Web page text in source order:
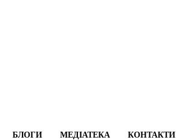
БЛОГИ МЕДІАТЕКА КОНТАКТИ